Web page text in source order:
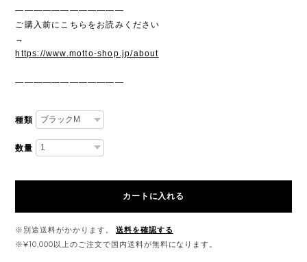
————————————
ご購入前にこちらをお読みください
→
https://www.motto-shop.jp/about
————————————
種類
数量
カートに入れる
※別途送料がかかります。
送料を確認する
※¥10,000以上のご注文で国内送料が無料になります。